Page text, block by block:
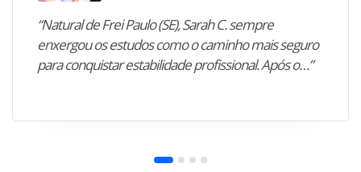
“Natural de Frei Paulo (SE), Sarah C. sempre
enxergou os estudos como o caminho mais seguro
para conquistar estabilidade profissional. Após o…”